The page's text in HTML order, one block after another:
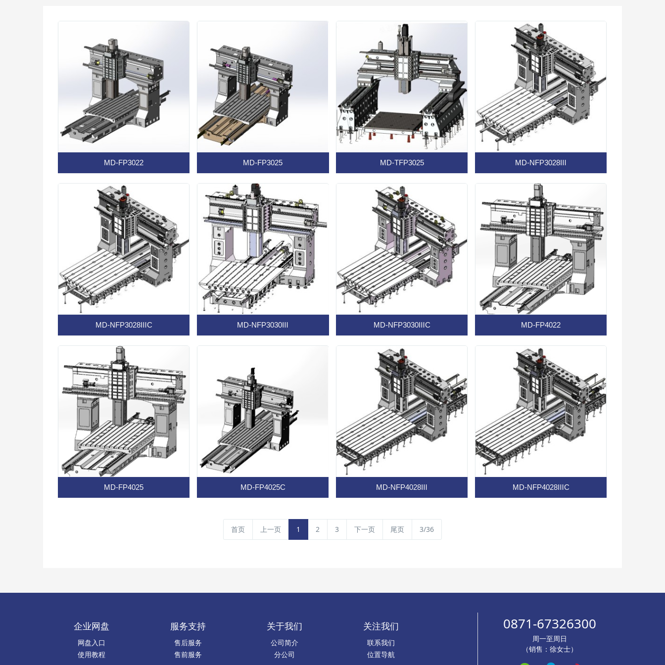
MD-FP3022 MD-FP3025 MD-TFP3025 MD-NFP3028Ⅲ
MD-NFP3028ⅢC MD-NFP3030Ⅲ MD-NFP3030ⅢC MD-FP4022
MD-FP4025 MD-FP4025C MD-NFP4028Ⅲ MD-NFP4028ⅢC
首页 上一页 1 2 3 下一页 尾页 3/36
企业网盘
网盘入口
使用教程
服务支持
售后服务
售前服务
关于我们
公司简介
分公司
关注我们
联系我们
位置导航
0871-67326300
周一至周日
（销售：徐女士）